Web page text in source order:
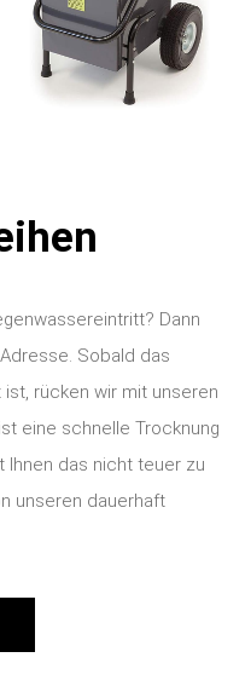
Dann
Sobald das
rücken wir mit unseren
eine schnelle Trocknung
Ihnen das nicht teuer zu
unseren dauerhaft